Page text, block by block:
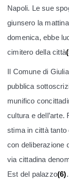
Napoli. Le sue
giunsero la
domenica, ebbe
cimitero della città
Il Comune di
pubblica
munifico
cultura e
stima in città tanto
con deliberazione
via cittadina
Est del palazzo(6).